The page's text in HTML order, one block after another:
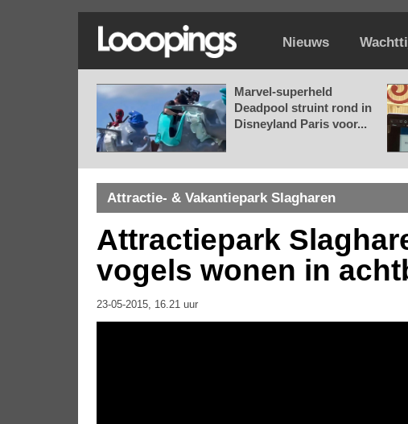
Nieuws
Marvel-superheld
Deadpool struint rond in
Disneyland Paris voor...
Attractie- & Vakantiepark Slagharen
Attractiepark
vogels wonen in
23-05-2015, 16.21 uur